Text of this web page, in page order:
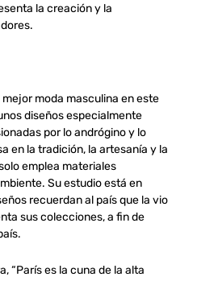
la creación y la
moda masculina en este
diseños especialmente
por lo andrógino y lo
en la tradición, la artesanía y la
emplea materiales
Su estudio está en
recuerdan al país que la vio
sus colecciones, a fin de
“París es la cuna de la alta